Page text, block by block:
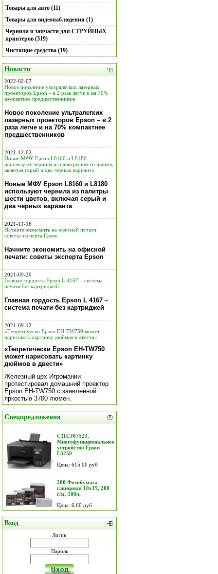
Товары для авто (11)
Товары для видеонаблюдения (1)
Чернила и запчасти для СТРУЙНЫХ
принтеров (319)
Чистящие средства (19)
Новости
2022-02-07
Новое поколение ультралегких лазерных
проекторов Epson – в 2 раза легче и на 70%
компактнее предшественников
Новое поколение ультралегких
лазерных проекторов Epson – в 2
раза легче и на 70% компактнее
предшественников
2021-12-02
Новые МФУ Epson L8160 и L8180
используют чернила из палитры шести цветов,
включая серый и два черных варианта
Новые МФУ Epson L8160 и L8180
используют чернила из палитры
шести цветов, включая серый и
два черных варианта
2021-11-16
Начните экономить на офисной печати:
советы эксперта Epson
Начните экономить на офисной
печати: советы эксперта Epson
2021-09-20
Главная гордость Epson L 4167 – система
печати без картриджей
Главная гордость Epson L 4167 –
система печати без картриджей
2021-09-12
«Теоретически Epson EH-TW750 может
нарисовать картинку дюймов в двести»
«Теоретически Epson EH-TW750
может нарисовать картинку
дюймов в двести»
Железный цех Игромании
протестировал домашний проектор
Epson EH-TW750 с заявленной
яркостью 3700 люмен.
Спецпредложения
C11CJ67523,
Многофункциональное
устройство Epson
L3250
Цена: 615.00 руб
200 Фотобумага
глянцевая 10х15, 200
г/м, 100л.
Цена: 6.60 руб
Вход
Логин
Пароль